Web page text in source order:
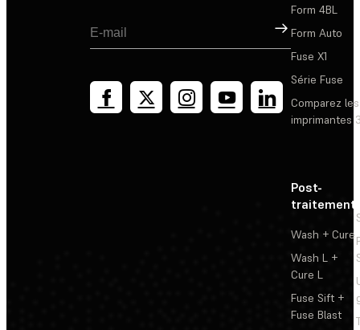
Inscription
Form 4BL
Form Auto
Fuse X1
Série Fuse
Comparez les
imprimantes
Post-
traitement
Wash + Cure
Wash L +
Cure L
Fuse Sift +
Fuse Blast